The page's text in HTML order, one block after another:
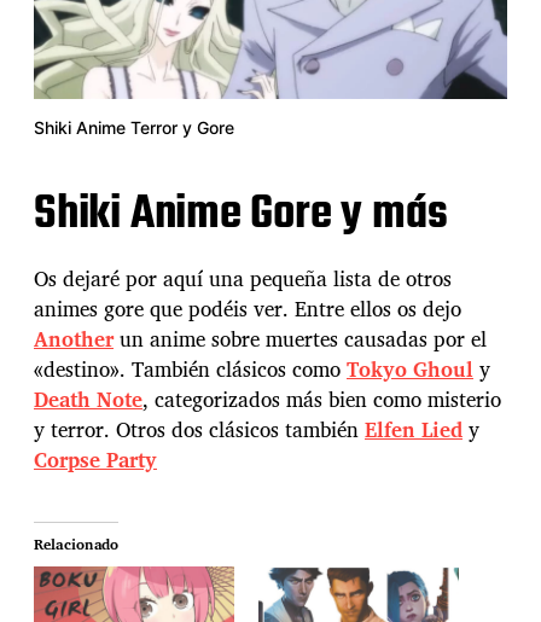
Shiki Anime Terror y Gore
Shiki Anime Gore y más
Os dejaré por aquí una pequeña lista de otros
animes gore que podéis ver. Entre ellos os dejo
Anotherun anime sobre muertes causadas por el
«destino». También clásicos comoTokyo Ghouly
Death Note, categorizados más bien como misterio
y terror. Otros dos clásicos tambiénElfen Liedy
Corpse Party
Relacionado